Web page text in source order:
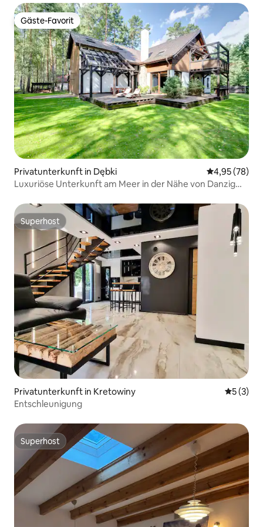
Gäste-Favorit
Gäste-Favorit
Privatunterkunft in Dębki
4,95 (78)
Luxuriöse Unterkunft am Meer in der Nähe von Danzig
Superhost
Superhost
Privatunterkunft in Kretowiny
5 (3)
Entschleunigung
Superhost
Superhost